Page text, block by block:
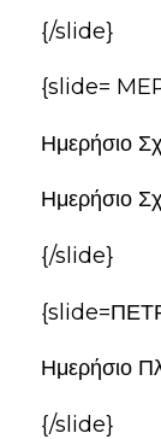
{/slide}
{slide=
Ημερήσιο
Ημερήσιο
{/slide}
Ημερήσιο
{/slide}